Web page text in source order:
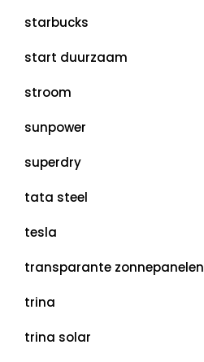
starbucks
start duurzaam
stroom
sunpower
superdry
tata steel
tesla
transparante zonnepanelen
trina
trina solar